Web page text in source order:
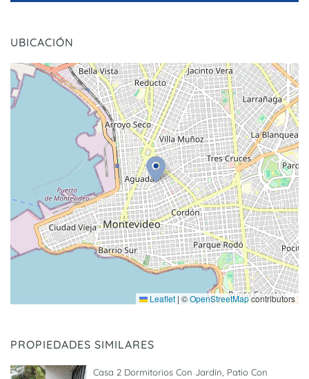
UBICACIÓN
Leaflet | ©OpenStreetMapcontributors
PROPIEDADES SIMILARES
Casa 2 Dormitorios Con Jardín, Patio Con